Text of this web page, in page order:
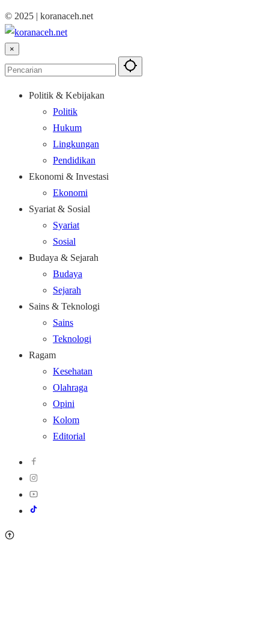
© 2025 | koranaceh.net
×
Politik & Kebijakan
Politik
Hukum
Lingkungan
Pendidikan
Ekonomi & Investasi
Ekonomi
Syariat & Sosial
Syariat
Sosial
Budaya & Sejarah
Budaya
Sejarah
Sains & Teknologi
Sains
Teknologi
Ragam
Kesehatan
Olahraga
Opini
Kolom
Editorial